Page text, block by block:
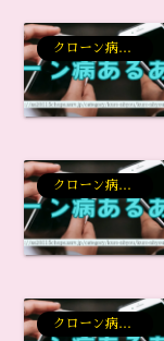
クローン病あるある雑談
クローン病あるある雑談
クローン病あるある雑談